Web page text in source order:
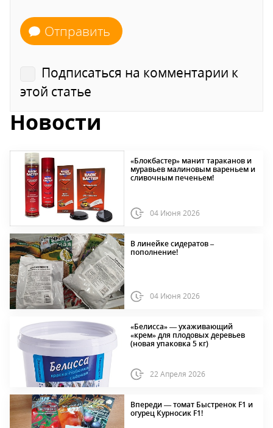
Отправить
Подписаться на комментарии к
этой статье
Новости
«Блокбастер» манит тараканов и
муравьев малиновым вареньем и
сливочным печеньем!
04 Июня 2026
В линейке сидератов –
пополнение!
04 Июня 2026
«Белисса» — ухаживающий
«крем» для плодовых деревьев
(новая упаковка 5 кг)
22 Апреля 2026
Впереди — томат Быстренок F1 и
огурец Курносик F1!